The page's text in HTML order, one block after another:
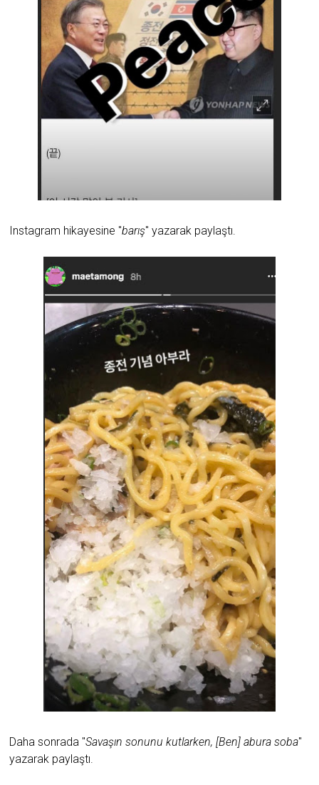
Instagram hikayesine "barış" yazarak paylaştı.
Daha sonrada "Savaşın sonunu kutlarken, [Ben] abura soba"
yazarak paylaştı.